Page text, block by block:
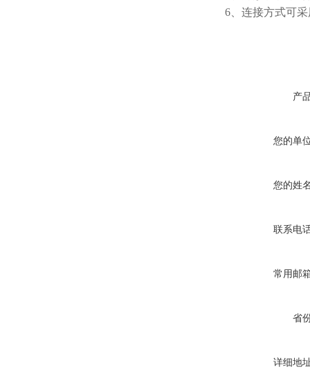
6、连接方式可
产
您的单
您的姓
联系电
常用邮
省
详细地